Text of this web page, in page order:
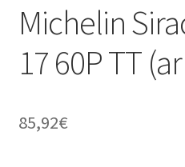
Michelin
17 60P TT
85,92€